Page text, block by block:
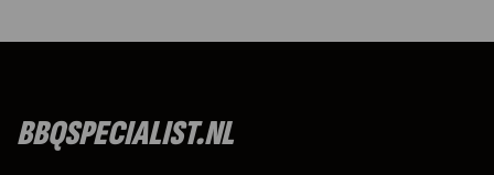
BBQSPECIALIST.NL